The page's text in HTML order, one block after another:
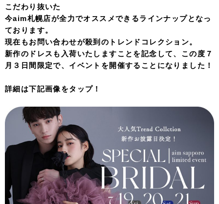
こだわり抜いた
今aim札幌店が全力でオススメできるラインナップとなっ
ております。
現在もお問い合わせが殺到のトレンドコレクション。
新作のドレスも入荷いたしますことを記念して、この度７
月３日間限定で、イベントを開催することになりました！
詳細は下記画像をタップ！